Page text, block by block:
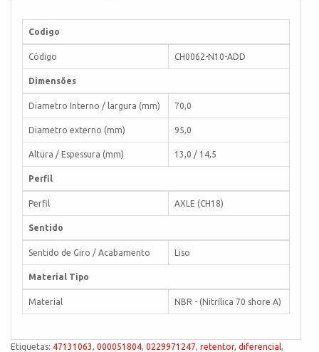
Codigo
Código CH0062-N10-ADD
Dimensões
Diametro Interno / largura (mm) 70,0
Diametro externo (mm) 95,0
Altura / Espessura (mm) 13,0 / 14,5
Perfil
Perfil AXLE (CH18)
Sentido
Sentido de Giro / Acabamento Liso
Material Tipo
Material NBR - (Nitrílica 70 shore A)
Etiquetas: 47131063, 000051804, 0229971247, retentor, diferencial,